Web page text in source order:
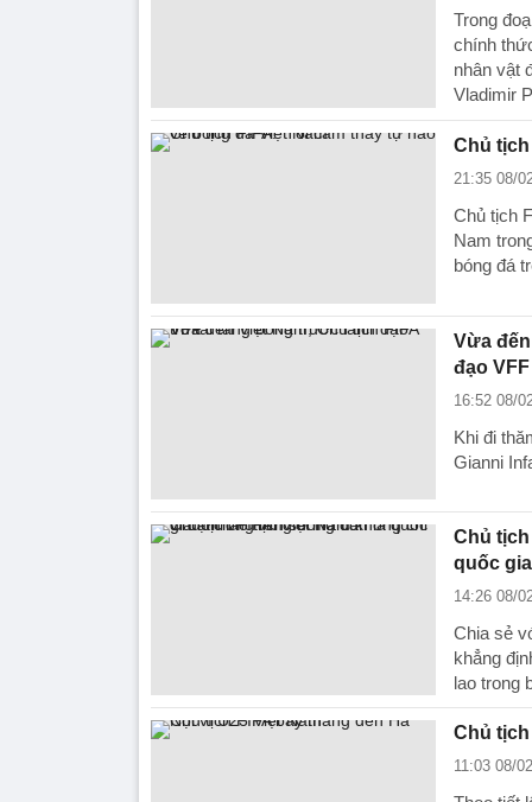
Trong
chính
nhân vật
Vladimir
Chủ
21:35 08/
Chủ tịch
Nam
bóng đá
Vừa
đạo VFF
16:52 08/
Khi đi
Gianni
Chủ
quốc
14:26 08/
Chia sẻ
khẳng
lao trong
Chủ tịch
11:03 08/